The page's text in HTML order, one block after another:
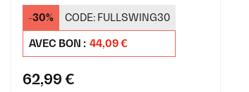
-30% CODE: FULLSWING30
AVEC BON : 44,09 €
62,99 €